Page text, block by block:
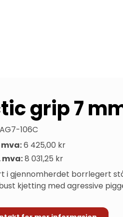
grip 7
AG7-106C
mva:6 425,00 kr
mva:8 031,25 kr
i gjennomherdet borrlegert
kjetting med agressive